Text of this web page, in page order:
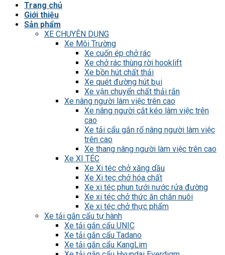
Trang chủ
Giới thiệu
Sản phẩm
XE CHUYÊN DỤNG
Xe Môi Trường
Xe cuốn ép chở rác
Xe chở rác thùng rời hooklift
Xe bồn hút chất thải
Xe quét đường hút bụi
Xe vận chuyển chất thải rắn
Xe nâng người làm việc trên cao
Xe nâng người cắt kéo làm việc trên
cao
Xe tải cẩu gắn rổ nâng người làm việc
trên cao
Xe thang nâng người làm việc trên cao
Xe XI TÉC
Xe Xi téc chở xăng dầu
Xe Xi tec chở hóa chất
Xe xi téc phun tưới nước rửa đường
Xe xi téc chở thức ăn chăn nuôi
Xe xi téc chở thực phẩm
Xe tải gắn cẩu tự hành
Xe tải gắn cẩu UNIC
Xe tải gắn cẩu Tadano
Xe tải gắn cẩu KangLim